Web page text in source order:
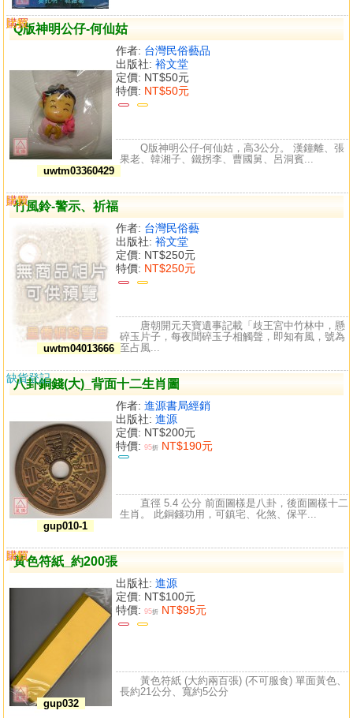
Q版神明公仔-何仙姑
uwtm03360429
作者: 台灣民俗藝品
出版社: 裕文堂
定價: NT$50元
特價: NT$50元
購買
比較
Q版神明公仔-何仙姑，高3公分。 漢鐘離、張
果老、韓湘子、鐵拐李、曹國舅、呂洞賓...
竹風鈴-警示、祈福
uwtm04013666
作者: 台灣民俗藝
出版社: 裕文堂
定價: NT$250元
特價: NT$250元
購買
比較
唐朝開元天寶遺事記載「歧王宮中竹林中，懸
碎玉片子，每夜聞碎玉子相觸聲，即知有風，號為
至占風...
八卦銅錢(大)_背面十二生肖圖
gup010-1
作者: 進源書局經銷
出版社: 進源
定價: NT$200元
特價: 95折 NT$190元
缺貨登記
直徑 5.4 公分 前面圖樣是八卦，後面圖樣十二
生肖。 此銅錢功用，可鎮宅、化煞、保平...
黃色符紙_約200張
gup032
出版社: 進源
定價: NT$100元
特價: 95折 NT$95元
購買
比較
黃色符紙 (大約兩百張) (不可服食) 單面黃色、
長約21公分、寬約5公分